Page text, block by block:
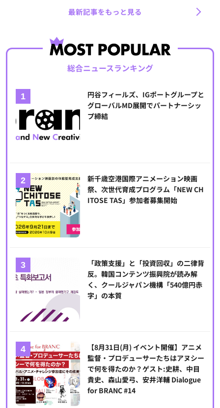
最新記事をもっと見る
総合ニュースランキング
円谷フィールズ、IGポートグループと
グローバルMD展開でパートナーシッ
プ締結
新千歳空港国際アニメーション映画
祭、次世代育成プログラム「NEW CH
ITOSE TAS」参加者募集開始
「政策支援」と「投資回収」の二律背
反。韓国コンテンツ振興院が読み解
く、クールジャパン機構「540億円赤
字」の本質
【8月31日(月) イベント開催】アニメ
監督・プロデューサーたちはアヌシー
で何を得たのか？ゲスト:史耕、中目
貴史、森山愛弓、安井洋輔 Dialogue
for BRANC #14